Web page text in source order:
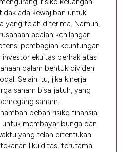
ada kewajiban untuk
yang telah diterima. Namun,
adalah kehilangan
pembagian keuntungan
investor ekuitas berhak atas
dalam bentuk dividen
Selain itu, jika kinerja
saham bisa jatuh, yang
saham.
beban risiko finansial
untuk membayar bunga dan
yang telah ditentukan
likuiditas, terutama